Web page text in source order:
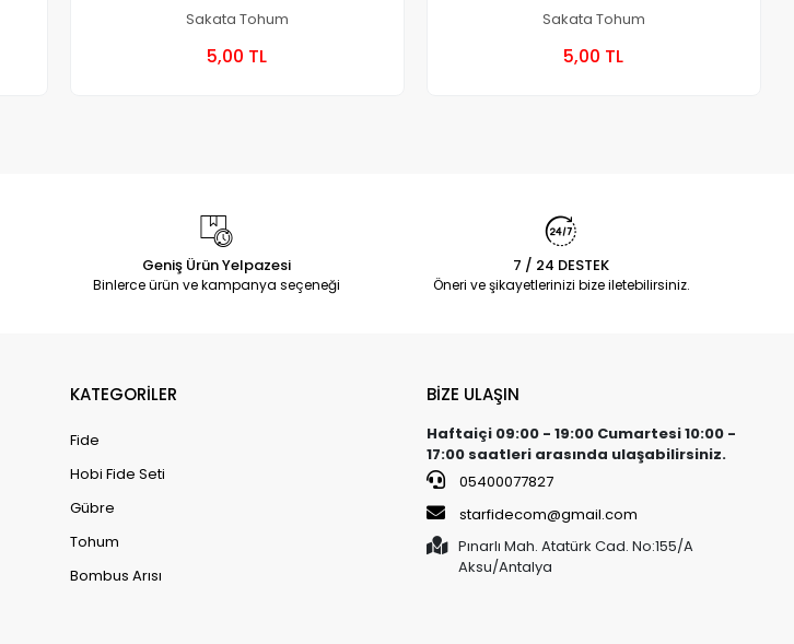
Sakata Tohum
5,00 TL
Sakata Tohum
5,00 TL
Geniş Ürün Yelpazesi
Binlerce ürün ve kampanya seçeneği
7 / 24 DESTEK
Öneri ve şikayetlerinizi bize iletebilirsiniz.
KATEGORİLER
Fide
Hobi Fide Seti
Gübre
Tohum
Bombus Arısı
BİZE ULAŞIN
Haftaiçi 09:00 - 19:00 Cumartesi 10:00 -
17:00 saatleri arasında ulaşabilirsiniz.
05400077827
starfidecom@gmail.com
Pınarlı Mah. Atatürk Cad. No:155/A
Aksu/Antalya